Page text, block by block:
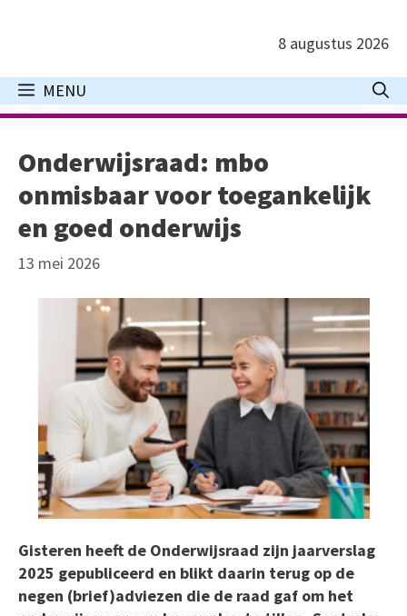
inhoud
8 augustus 2026
MENU
Onderwijsraad: mbo
onmisbaar voor toegankelijk
en goed onderwijs
13 mei 2026
Gisteren heeft de Onderwijsraad zijn jaarverslag
2025 gepubliceerd en blikt daarin terug op de
negen (brief)adviezen die de raad gaf om het